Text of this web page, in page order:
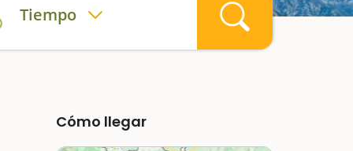
Tiempo
Cómo llegar